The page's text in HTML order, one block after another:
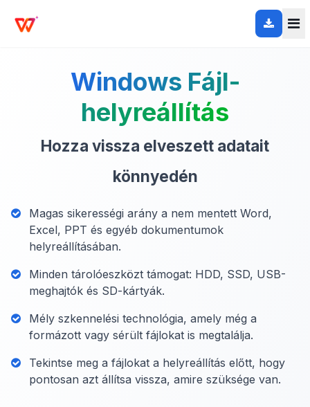
Windows Fájl-
helyreállítás
Hozza vissza elveszett adatait
könnyedén
Magas sikerességi arány a nem mentett Word,
Excel, PPT és egyéb dokumentumok
helyreállításában.
Minden tárolóeszközt támogat: HDD, SSD, USB-
meghajtók és SD-kártyák.
Mély szkennelési technológia, amely még a
formázott vagy sérült fájlokat is megtalálja.
Tekintse meg a fájlokat a helyreállítás előtt, hogy
pontosan azt állítsa vissza, amire szüksége van.